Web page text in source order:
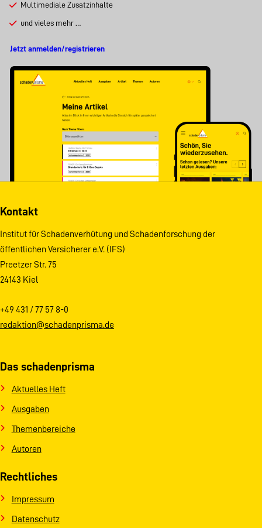
Multimediale Zusatzinhalte
und vieles mehr …
Jetzt anmelden/registrieren
Kontakt
Institut für Schadenverhütung und Schadenforschung der
öffentlichen Versicherer e.V. (IFS)
Preetzer Str. 75
24143 Kiel
+49 431 / 77 57 8-0
redaktion@schadenprisma.de
Das schadenprisma
Aktuelles Heft
Ausgaben
Themenbereiche
Autoren
Rechtliches
Impressum
Datenschutz